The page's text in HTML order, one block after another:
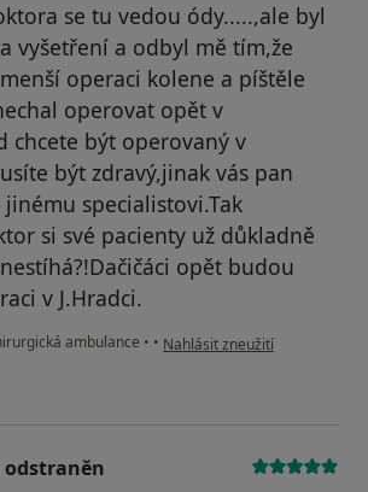
se tu vedou ódy.....,ale byl
vyšetření a odbyl mě tím,že
operaci kolene a píštěle
operovat opět v
chcete být operovaný v
být zdravý,jinak vás pan
specialistovi.Tak
si své pacienty už důkladně
opět budou
v J.Hradci.
ambulance • • podle názoru uživatele Váš
Nahlásit zneužití
odstraněn